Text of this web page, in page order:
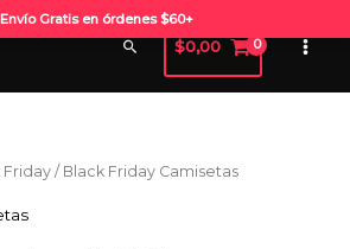
Buscar
$0,00
Friday / Black Friday Camisetas
Envío Gratis en órdenes $60+